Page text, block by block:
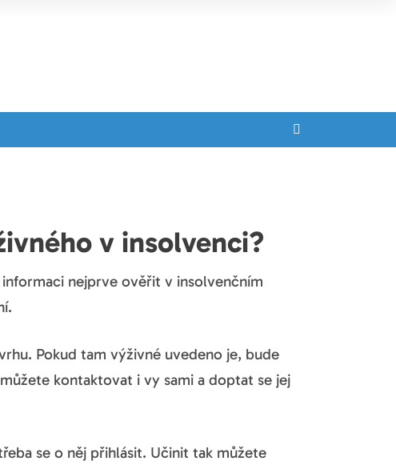
v insolvenci?
nejprve ověřit v insolvenčním
Pokud tam výživné uvedeno je, bude
kontaktovat i vy sami a doptat se jej
se o něj přihlásit. Učinit tak můžete